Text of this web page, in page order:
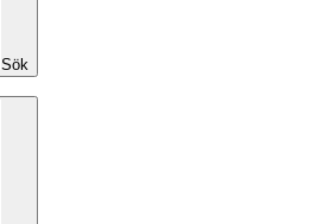
Sök